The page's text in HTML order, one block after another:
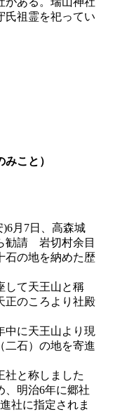
氏祖霊を祀ってい
こと）
月7日、高森城
勧請 岩切村余目
石の地を納めた歴
して天王山と稱
正のころより社殿
に天王山より現
二石）の地を寄進
と称しました
、明治6年に郷社
社に指定されま